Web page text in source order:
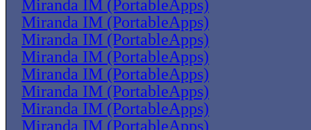
Miranda IM (PortableApps)
Miranda IM (PortableApps)
Miranda IM (PortableApps)
Miranda IM (PortableApps)
Miranda IM (PortableApps)
Miranda IM (PortableApps)
Miranda IM (PortableApps)
Miranda IM (PortableApps)